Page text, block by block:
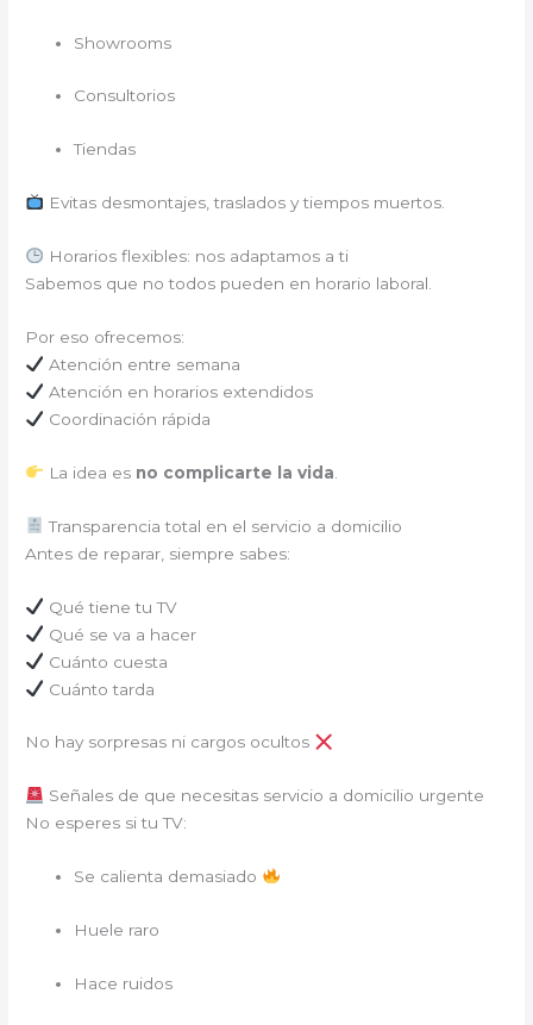
Showrooms
Consultorios
Tiendas
Evitas desmontajes, traslados y tiempos muertos.
Horarios flexibles: nos adaptamos a ti
Sabemos que no todos pueden en horario laboral.
Por eso ofrecemos:
Atención entre semana
Atención en horarios extendidos
Coordinación rápida
La idea es no complicarte la vida
Transparencia total en el servicio a domicilio
Antes de reparar, siempre sabes:
Qué tiene tu TV
Qué se va a hacer
Cuánto cuesta
Cuánto tarda
No hay sorpresas ni cargos ocultos
Señales de que necesitas servicio a domicilio urgente
No esperes si tu TV:
Se calienta demasiado
Huele raro
Hace ruidos